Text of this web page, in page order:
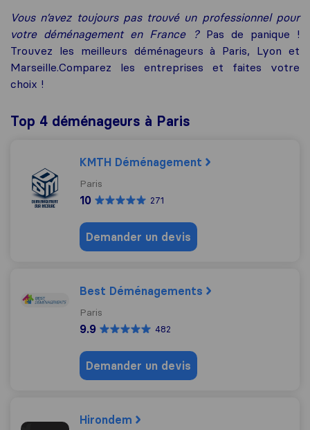
Vous n’avez toujours pas trouvé un professionnel pour
votre déménagement en France ?Pas de panique !
Trouvez les meilleurs déménageurs à Paris, Lyon et
Marseille.Comparez les entreprises et faites votre
choix !
Top 4 déménageurs à Paris
KMTH Déménagement
Paris
10 271
Demander un devis
Best Déménagements
Paris
9.9 482
Demander un devis
Hirondem